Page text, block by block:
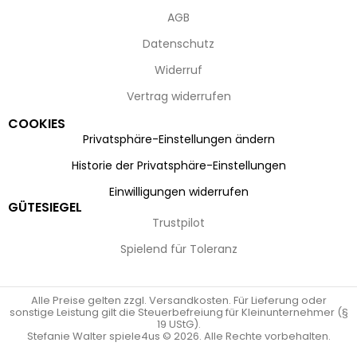
AGB
Datenschutz
Widerruf
Vertrag widerrufen
COOKIES
Privatsphäre-Einstellungen ändern
Historie der Privatsphäre-Einstellungen
Einwilligungen widerrufen
GÜTESIEGEL
Trustpilot
Spielend für Toleranz
Alle Preise gelten zzgl. Versandkosten. Für Lieferung oder
sonstige Leistung gilt die Steuerbefreiung für Kleinunternehmer (§
19 UStG).
Stefanie Walter spiele4us © 2026. Alle Rechte vorbehalten.